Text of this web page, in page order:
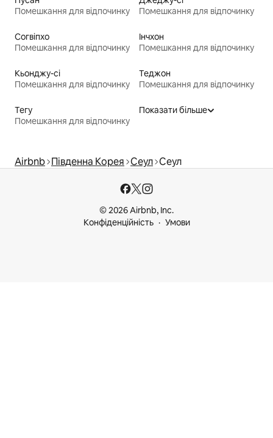
Помешкання для відпочинку
Помешкання для відпочинку
Согвіпхо
Помешкання для відпочинку
Інчхон
Помешкання для відпочинку
Кьонджу-сі
Помешкання для відпочинку
Теджон
Помешкання для відпочинку
Тегу
Помешкання для відпочинку
Показати більше
Airbnb Південна Корея Сеул Сеул
© 2026 Airbnb, Inc.
Конфіденційність
Умови